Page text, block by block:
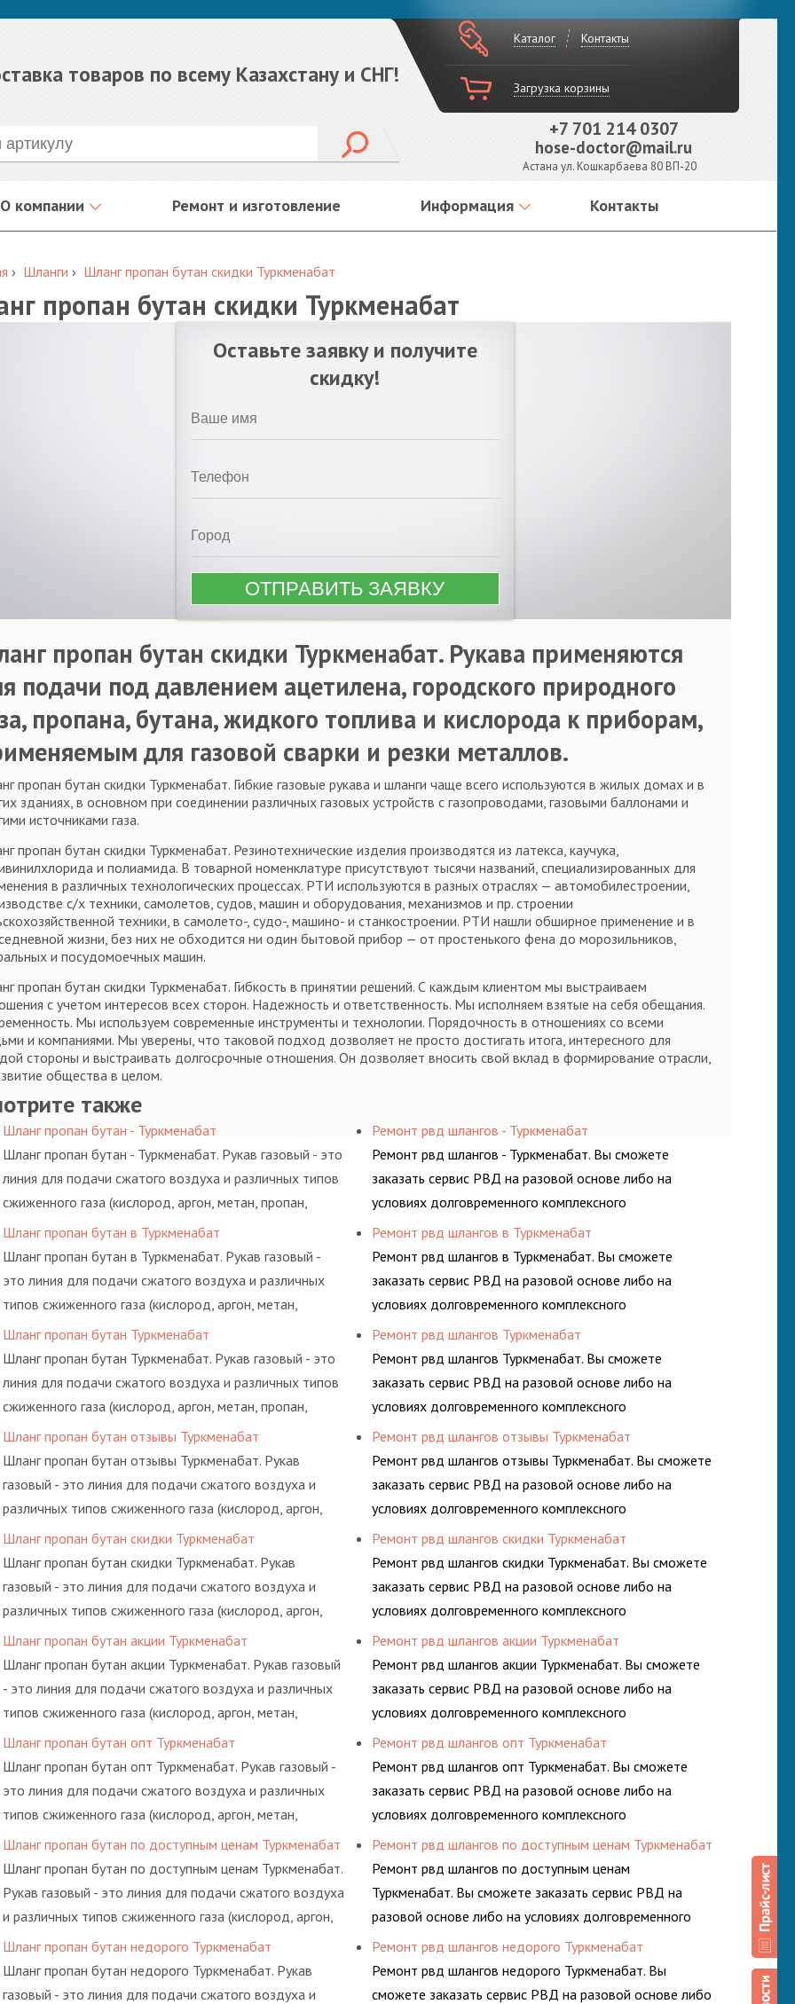
товаров по всему Казахстану и СНГ!
Каталог Контакты
Загрузка корзины
+7 701 214 0307
hose-doctor@mail.ru
Астана ул. Кошкарбаева 80 ВП-20
О компании Ремонт и изготовление Информация Контакты
› Шланги › Шланг пропан бутан скидки Туркменабат
пропан бутан скидки Туркменабат
Оставьте заявку и получите
скидку!
пропан бутан скидки Туркменабат. Рукава применяются
подачи под давлением ацетилена, городского природного
пропана, бутана, жидкого топлива и кислорода к приборам,
для газовой сварки и резки металлов.
пропан бутан скидки Туркменабат. Гибкие газовые рукава и шланги чаще всего используются в жилых домах и в
зданиях, в основном при соединении различных газовых устройств с газопроводами, газовыми баллонами и
источниками газа.
пропан бутан скидки Туркменабат. Резинотехнические изделия производятся из латекса, каучука,
и полиамида. В товарной номенклатуре присутствуют тысячи названий, специализированных для
в различных технологических процессах. РТИ используются в разных отраслях — автомобилестроении,
с/х техники, самолетов, судов, машин и оборудования, механизмов и пр. строении
техники, в самолето-, судо-, машино- и станкостроении. РТИ нашли обширное применение и в
жизни, без них не обходится ни один бытовой прибор — от простенького фена до морозильников,
и посудомоечных машин.
пропан бутан скидки Туркменабат. Гибкость в принятии решений. С каждым клиентом мы выстраиваем
с учетом интересов всех сторон. Надежность и ответственность. Мы исполняем взятые на себя обещания.
Мы используем современные инструменты и технологии. Порядочность в отношениях со всеми
и компаниями. Мы уверены, что таковой подход дозволяет не просто достигать итога, интересного для
стороны и выстраивать долгосрочные отношения. Он дозволяет вносить свой вклад в формирование отрасли,
общества в целом.
также
Шланг пропан бутан - Туркменабат
Шланг пропан бутан - Туркменабат. Рукав газовый - это
линия для подачи сжатого воздуха и различных типов
сжиженного газа (кислород, аргон, метан, пропан,
бутан, ацетилен) между определенными элементами
системы.
Шланг пропан бутан в Туркменабат
Шланг пропан бутан в Туркменабат. Рукав газовый -
это линия для подачи сжатого воздуха и различных
типов сжиженного газа (кислород, аргон, метан,
пропан, бутан, ацетилен) между определенными
элементами системы.
Шланг пропан бутан Туркменабат
Шланг пропан бутан Туркменабат. Рукав газовый - это
линия для подачи сжатого воздуха и различных типов
сжиженного газа (кислород, аргон, метан, пропан,
бутан, ацетилен) между определенными элементами
системы.
Шланг пропан бутан отзывы Туркменабат
Шланг пропан бутан отзывы Туркменабат. Рукав
газовый - это линия для подачи сжатого воздуха и
различных типов сжиженного газа (кислород, аргон,
метан, пропан, бутан, ацетилен) между определенными
элементами системы.
Шланг пропан бутан скидки Туркменабат
Шланг пропан бутан скидки Туркменабат. Рукав
газовый - это линия для подачи сжатого воздуха и
различных типов сжиженного газа (кислород, аргон,
метан, пропан, бутан, ацетилен) между определенными
элементами системы.
Шланг пропан бутан акции Туркменабат
Шланг пропан бутан акции Туркменабат. Рукав газовый
- это линия для подачи сжатого воздуха и различных
типов сжиженного газа (кислород, аргон, метан,
пропан, бутан, ацетилен) между определенными
элементами системы.
Шланг пропан бутан опт Туркменабат
Шланг пропан бутан опт Туркменабат. Рукав газовый -
это линия для подачи сжатого воздуха и различных
типов сжиженного газа (кислород, аргон, метан,
пропан, бутан, ацетилен) между определенными
элементами системы.
Шланг пропан бутан по доступным ценам Туркменабат
Шланг пропан бутан по доступным ценам Туркменабат.
Рукав газовый - это линия для подачи сжатого воздуха
и различных типов сжиженного газа (кислород, аргон,
метан, пропан, бутан, ацетилен) между определенными
элементами системы.
Шланг пропан бутан недорого Туркменабат
Шланг пропан бутан недорого Туркменабат. Рукав
газовый - это линия для подачи сжатого воздуха и
Ремонт рвд шлангов - Туркменабат
Ремонт рвд шлангов - Туркменабат. Вы сможете
заказать сервис РВД на разовой основе либо на
условиях долговременного комплексного
обслуживания гидросистем Вашего предприятия.
Ремонт рвд шлангов в Туркменабат
Ремонт рвд шлангов в Туркменабат. Вы сможете
заказать сервис РВД на разовой основе либо на
условиях долговременного комплексного
обслуживания гидросистем Вашего предприятия.
Ремонт рвд шлангов Туркменабат
Ремонт рвд шлангов Туркменабат. Вы сможете
заказать сервис РВД на разовой основе либо на
условиях долговременного комплексного
обслуживания гидросистем Вашего предприятия.
Ремонт рвд шлангов отзывы Туркменабат
Ремонт рвд шлангов отзывы Туркменабат. Вы сможете
заказать сервис РВД на разовой основе либо на
условиях долговременного комплексного
обслуживания гидросистем Вашего предприятия.
Ремонт рвд шлангов скидки Туркменабат
Ремонт рвд шлангов скидки Туркменабат. Вы сможете
заказать сервис РВД на разовой основе либо на
условиях долговременного комплексного
обслуживания гидросистем Вашего предприятия.
Ремонт рвд шлангов акции Туркменабат
Ремонт рвд шлангов акции Туркменабат. Вы сможете
заказать сервис РВД на разовой основе либо на
условиях долговременного комплексного
обслуживания гидросистем Вашего предприятия.
Ремонт рвд шлангов опт Туркменабат
Ремонт рвд шлангов опт Туркменабат. Вы сможете
заказать сервис РВД на разовой основе либо на
условиях долговременного комплексного
обслуживания гидросистем Вашего предприятия.
Ремонт рвд шлангов по доступным ценам Туркменабат
Ремонт рвд шлангов по доступным ценам
Туркменабат. Вы сможете заказать сервис РВД на
разовой основе либо на условиях долговременного
комплексного обслуживания гидросистем Вашего
предприятия.
Ремонт рвд шлангов недорого Туркменабат
Ремонт рвд шлангов недорого Туркменабат. Вы
сможете заказать сервис РВД на разовой основе либо